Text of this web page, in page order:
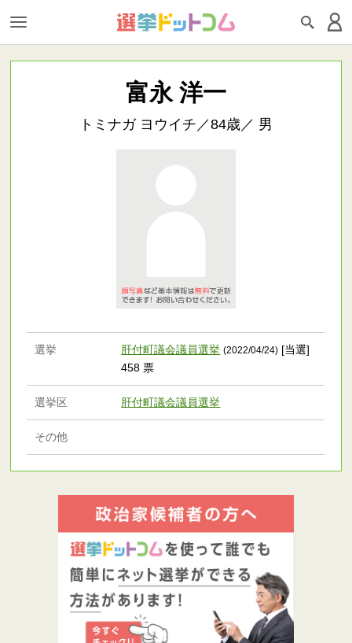
富永 洋一
トミナガ ヨウイチ／84歳／ 男
選挙 肝付町議会議員選挙 (2022/04/24) [当選]
458 票
選挙区 肝付町議会議員選挙
その他